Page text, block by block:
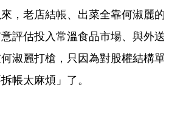
，老店結帳、出菜全靠何淑麗的
評估投入常溫食品市場、與外送
淑麗打槍，只因為對股權結構單
帳太麻煩」了。